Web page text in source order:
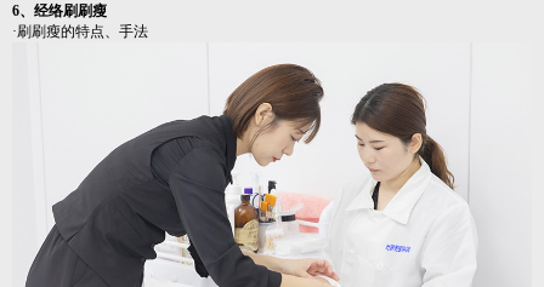
6、经络刷刷瘦
·刷刷瘦的特点、手法